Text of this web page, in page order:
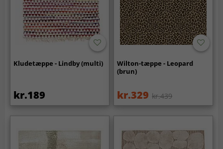
Kludetæppe - Lindby (multi)
kr.189
Wilton-tæppe - Leopard
(brun)
kr.329 kr.439